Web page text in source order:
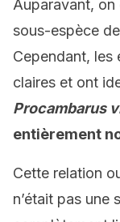
Auparavant,
sous-espèce de
Cependant, les
claires et ont
Procambarus
entièrement
Cette relation
n’était pas une